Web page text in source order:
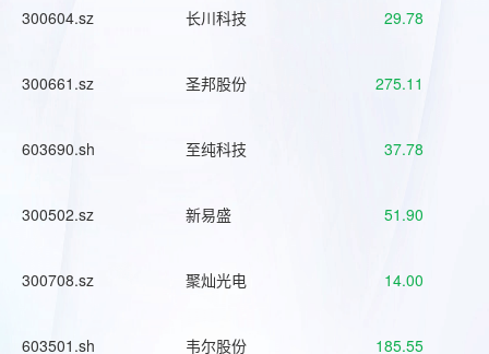
300604.sz 长川科技 29.78
300661.sz 圣邦股份 275.11
603690.sh 至纯科技 37.78
300502.sz 新易盛 51.90
300708.sz 聚灿光电 14.00
603501.sh 韦尔股份 185.55